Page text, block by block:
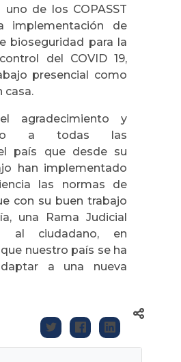
de los COPASST
implementación de
bioseguridad para la
del COVID 19,
presencial como
casa.
agradecimiento y
a todas las
país que desde su
han implementado
las normas de
con su buen trabajo
una Rama Judicial
al ciudadano, en
nuestro país se ha
a una nueva